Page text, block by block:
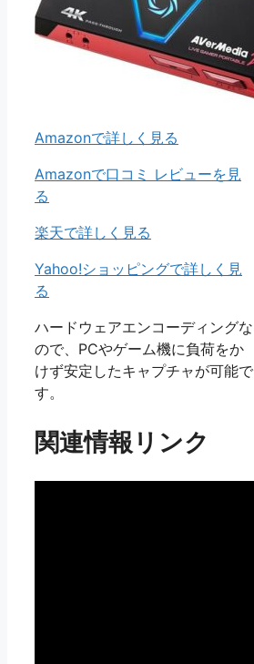
Amazonで詳しく見る
Amazonで口コミ レビューを見
る
楽天で詳しく見る
Yahoo!ショッピングで詳しく見
る
ハードウェアエンコーディングな
ので、PCやゲーム機に負荷をか
けず安定したキャプチャが可能で
す。
関連情報リンク